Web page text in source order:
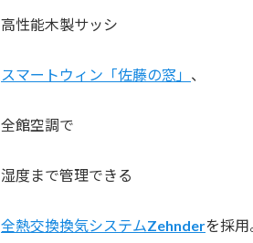
高性能木製サッシ
スマートウィン「佐藤の窓」 、
全館空調で
湿度まで管理できる
全熱交換換気システムZehnderを採用